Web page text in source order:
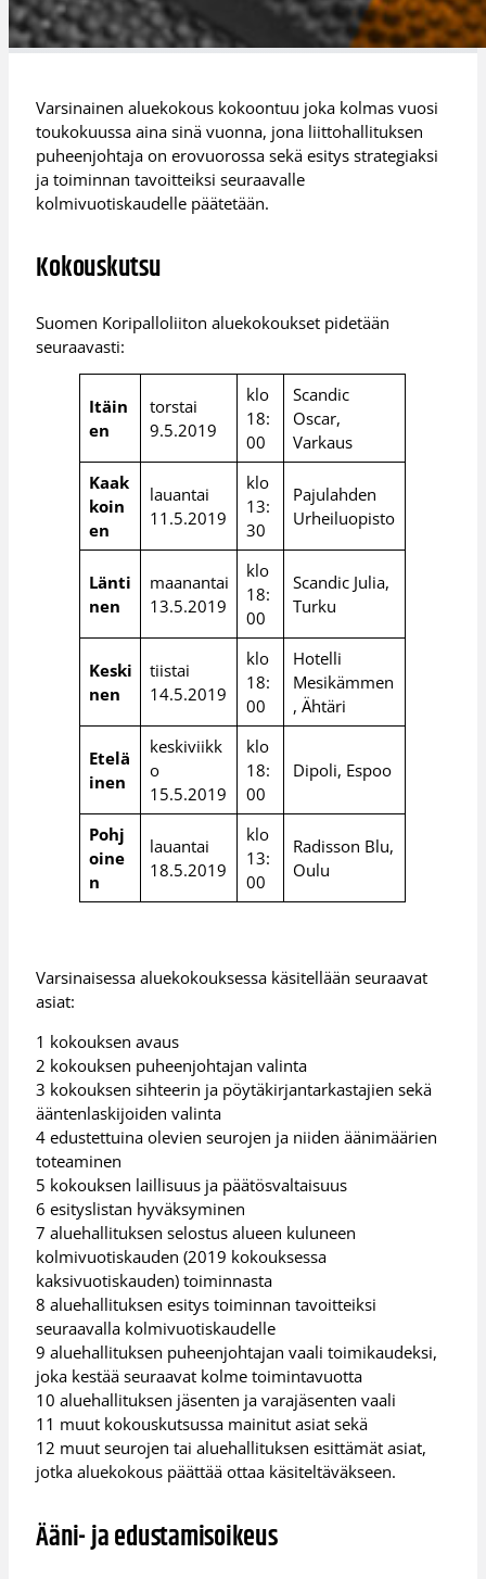
Varsinainen aluekokous kokoontuu joka kolmas vuosi
toukokuussa aina sinä vuonna, jona liittohallituksen
puheenjohtaja on erovuorossa sekä esitys strategiaksi
ja toiminnan tavoitteiksi seuraavalle
kolmivuotiskaudelle päätetään.
Kokouskutsu
Suomen Koripalloliiton aluekokoukset pidetään
seuraavasti:
Itäin
en
torstai
9.5.2019
klo
18:
00
Scandic
Oscar,
Varkaus
Kaak
koin
en
lauantai
11.5.2019
klo
13:
30
Pajulahden
Urheiluopisto
Länti
nen
maanantai
13.5.2019
klo
18:
00
Scandic Julia,
Turku
Keski
nen
tiistai
14.5.2019
klo
18:
00
Hotelli
Mesikämmen
, Ähtäri
Etelä
inen
keskiviikk
o
15.5.2019
klo
18:
00
Dipoli, Espoo
Pohj
oine
n
lauantai
18.5.2019
klo
13:
00
Radisson Blu,
Oulu
Varsinaisessa aluekokouksessa käsitellään seuraavat
asiat:
1 kokouksen avaus
2 kokouksen puheenjohtajan valinta
3 kokouksen sihteerin ja pöytäkirjantarkastajien sekä
ääntenlaskijoiden valinta
4 edustettuina olevien seurojen ja niiden äänimäärien
toteaminen
5 kokouksen laillisuus ja päätösvaltaisuus
6 esityslistan hyväksyminen
7 aluehallituksen selostus alueen kuluneen
kolmivuotiskauden (2019 kokouksessa
kaksivuotiskauden) toiminnasta
8 aluehallituksen esitys toiminnan tavoitteiksi
seuraavalla kolmivuotiskaudelle
9 aluehallituksen puheenjohtajan vaali toimikaudeksi,
joka kestää seuraavat kolme toimintavuotta
10 aluehallituksen jäsenten ja varajäsenten vaali
11 muut kokouskutsussa mainitut asiat sekä
12 muut seurojen tai aluehallituksen esittämät asiat,
jotka aluekokous päättää ottaa käsiteltäväkseen.
Ääni- ja edustamisoikeus